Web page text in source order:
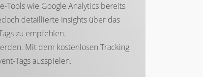
Tools wie Google Analytics bereits
detaillierte Insights über das
zu empfehlen.
Mit dem kostenlosen Tracking
Tags ausspielen.